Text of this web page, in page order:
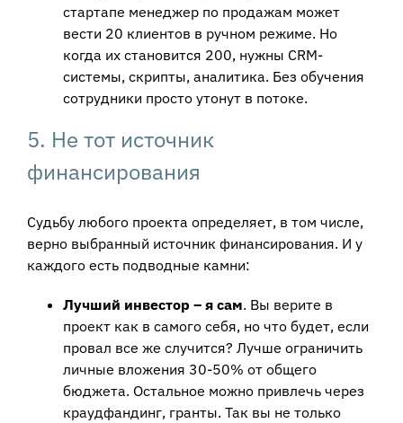
стартапе менеджер по продажам может
вести 20 клиентов в ручном режиме. Но
когда их становится 200, нужны CRM-
системы, скрипты, аналитика. Без обучения
сотрудники просто утонут в потоке.
5. Не тот источник
финансирования
Судьбу любого проекта определяет, в том числе,
верно выбранный источник финансирования. И у
каждого есть подводные камни:
Лучший инвестор – я сам. Вы верите в
проект как в самого себя, но что будет, если
провал все же случится? Лучше ограничить
личные вложения 30-50% от общего
бюджета. Остальное можно привлечь через
краудфандинг, гранты. Так вы не только